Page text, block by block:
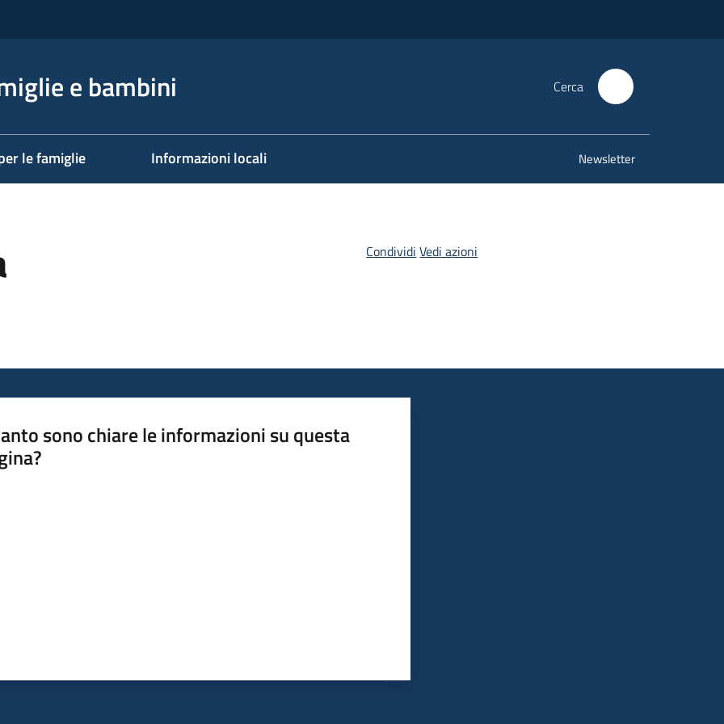
e bambini Cerca
le famiglie Informazioni locali Newsletter
Condividi Vedi azioni
sono chiare le informazioni su questa